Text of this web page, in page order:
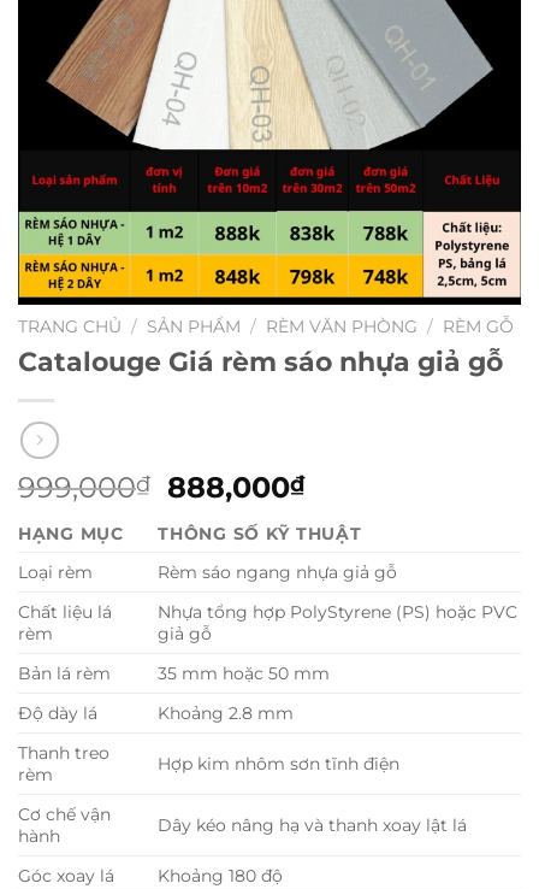
TRANG CHỦ / SẢN PHẨM / RÈM VĂN PHÒNG / RÈM GỖ
Catalouge Giá rèm sáo nhựa giả gỗ
999,000₫
Giá
gốc
là:
999,000₫.
888,000₫Giá
hiện
tại
là:
888,000₫.
HẠNG MỤC
THÔNG SỐ KỸ THUẬT
Loại rèm
Rèm sáo ngang nhựa giả gỗ
Chất liệu lá
rèm
Nhựa tổng hợp PolyStyrene (PS) hoặc PVC
giả gỗ
Bản lá rèm
35 mm hoặc 50 mm
Độ dày lá
Khoảng 2.8 mm
Thanh treo
rèm
Hợp kim nhôm sơn tĩnh điện
Cơ chế vận
hành
Dây kéo nâng hạ và thanh xoay lật lá
Góc xoay lá
Khoảng 180 độ